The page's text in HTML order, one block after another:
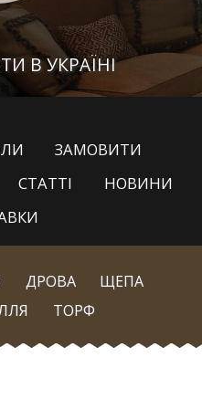
В УКРАЇНІ
ЗАМОВИТИ
СТАТТІ
НОВИНИ
ДРОВА
ЩЕПА
ТОРФ